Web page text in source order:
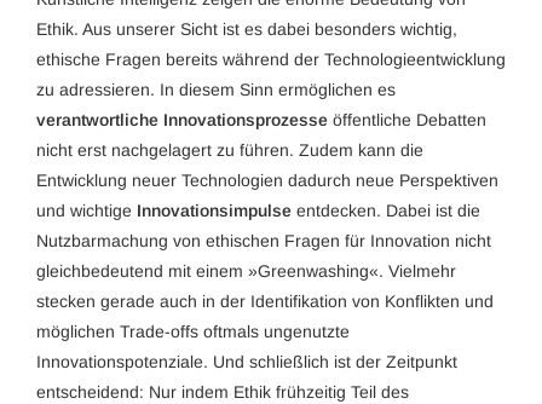
Ethik. Aus unserer Sicht ist es dabei besonders wichtig,
ethische Fragen bereits während der Technologieentwicklung
zu adressieren. In diesem Sinn ermöglichen es
verantwortliche Innovationsprozesse öffentliche Debatten
nicht erst nachgelagert zu führen. Zudem kann die
Entwicklung neuer Technologien dadurch neue Perspektiven
und wichtige Innovationsimpulse entdecken. Dabei ist die
Nutzbarmachung von ethischen Fragen für Innovation nicht
gleichbedeutend mit einem »Greenwashing«. Vielmehr
stecken gerade auch in der Identifikation von Konflikten und
möglichen Trade-offs oftmals ungenutzte
Innovationspotenziale. Und schließlich ist der Zeitpunkt
entscheidend: Nur indem Ethik frühzeitig Teil des